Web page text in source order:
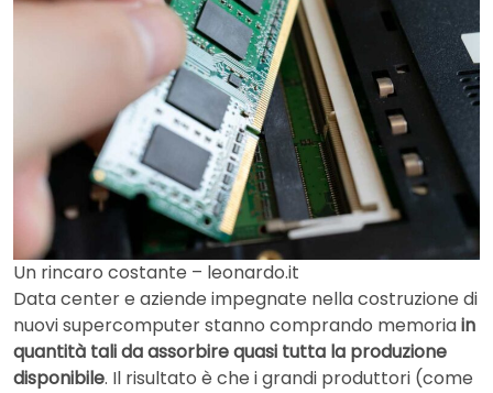
Un rincaro costante – leonardo.it
Data center e aziende impegnate nella costruzione di
nuovi supercomputer stanno comprando memoriain
quantità tali da assorbire quasi tutta la produzione
disponibile. Il risultato è che i grandi produttori (come